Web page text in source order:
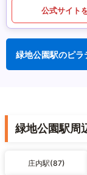
公式サイト
緑地公園駅のピ
緑地公園駅周
庄内駅(87)